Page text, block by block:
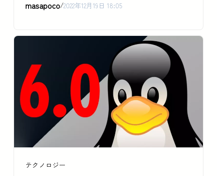
masapoco/2022年12月19日 18:05
テクノロジー